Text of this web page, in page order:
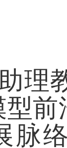
理
脉